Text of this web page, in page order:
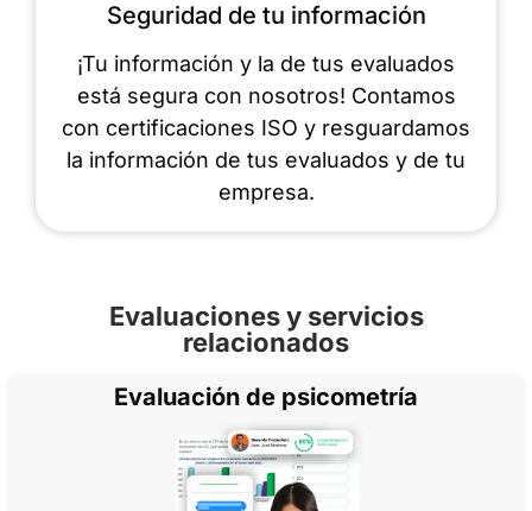
Seguridad de tu información
¡Tu información y la de tus evaluados
está segura con nosotros! Contamos
con certificaciones ISO y resguardamos
la información de tus evaluados y de tu
empresa.
Evaluaciones y servicios
relacionados
Evaluación de psicometría